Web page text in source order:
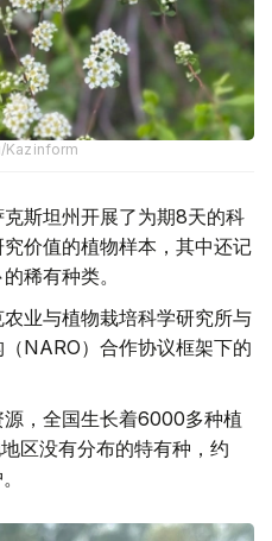
Kazinform
斯坦州开展了为期8天的科
价值的植物样本，其中还记
稀有种类。
业与植物栽培科学研究所与
NARO）合作协议框架下的
，全国生长着6000多种植
区没有分布的特有种，约